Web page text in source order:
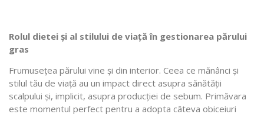
Rolul dietei și al stilului de viață în gestionarea părului
gras
Frumusețea părului vine și din interior. Ceea ce mănânci și
stilul tău de viață au un impact direct asupra sănătății
scalpului și, implicit, asupra producției de sebum. Primăvara
este momentul perfect pentru a adopta câteva obiceiuri